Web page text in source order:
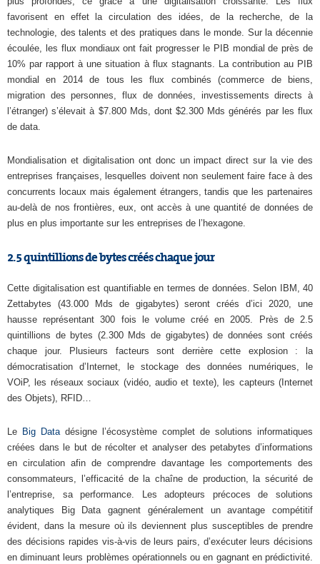
favorisent en effet la circulation des idées, de la recherche, de la
technologie, des talents et des pratiques dans le monde. Sur la décennie
écoulée, les flux mondiaux ont fait progresser le PIB mondial de près de
10% par rapport à une situation à flux stagnants. La contribution au PIB
mondial en 2014 de tous les flux combinés (commerce de biens,
migration des personnes, flux de données, investissements directs à
l’étranger) s’élevait à $7.800 Mds, dont $2.300 Mds générés par les flux
de data.
Mondialisation et digitalisation ont donc un impact direct sur la vie des
entreprises françaises, lesquelles doivent non seulement faire face à des
concurrents locaux mais également étrangers, tandis que les partenaires
au-delà de nos frontières, eux, ont accès à une quantité de données de
plus en plus importante sur les entreprises de l’hexagone.
2.5 quintillions de bytes créés chaque jour
Cette digitalisation est quantifiable en termes de données. Selon IBM, 40
Zettabytes (43.000 Mds de gigabytes) seront créés d’ici 2020, une
hausse représentant 300 fois le volume créé en 2005. Près de 2.5
quintillions de bytes (2.300 Mds de gigabytes) de données sont créés
chaque jour. Plusieurs facteurs sont derrière cette explosion : la
démocratisation d’Internet, le stockage des données numériques, le
VOiP, les réseaux sociaux (vidéo, audio et texte), les capteurs (Internet
des Objets), RFID…
Le Big Datadésigne l’écosystème complet de solutions informatiques
créées dans le but de récolter et analyser des petabytes d’informations
en circulation afin de comprendre davantage les comportements des
consommateurs, l’efficacité de la chaîne de production, la sécurité de
l’entreprise, sa performance. Les adopteurs précoces de solutions
analytiques Big Data gagnent généralement un avantage compétitif
évident, dans la mesure où ils deviennent plus susceptibles de prendre
des décisions rapides vis-à-vis de leurs pairs, d’exécuter leurs décisions
en diminuant leurs problèmes opérationnels ou en gagnant en prédictivité.